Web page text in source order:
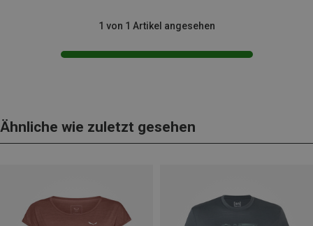
1 von 1 Artikel angesehen
Ähnliche wie zuletzt gesehen